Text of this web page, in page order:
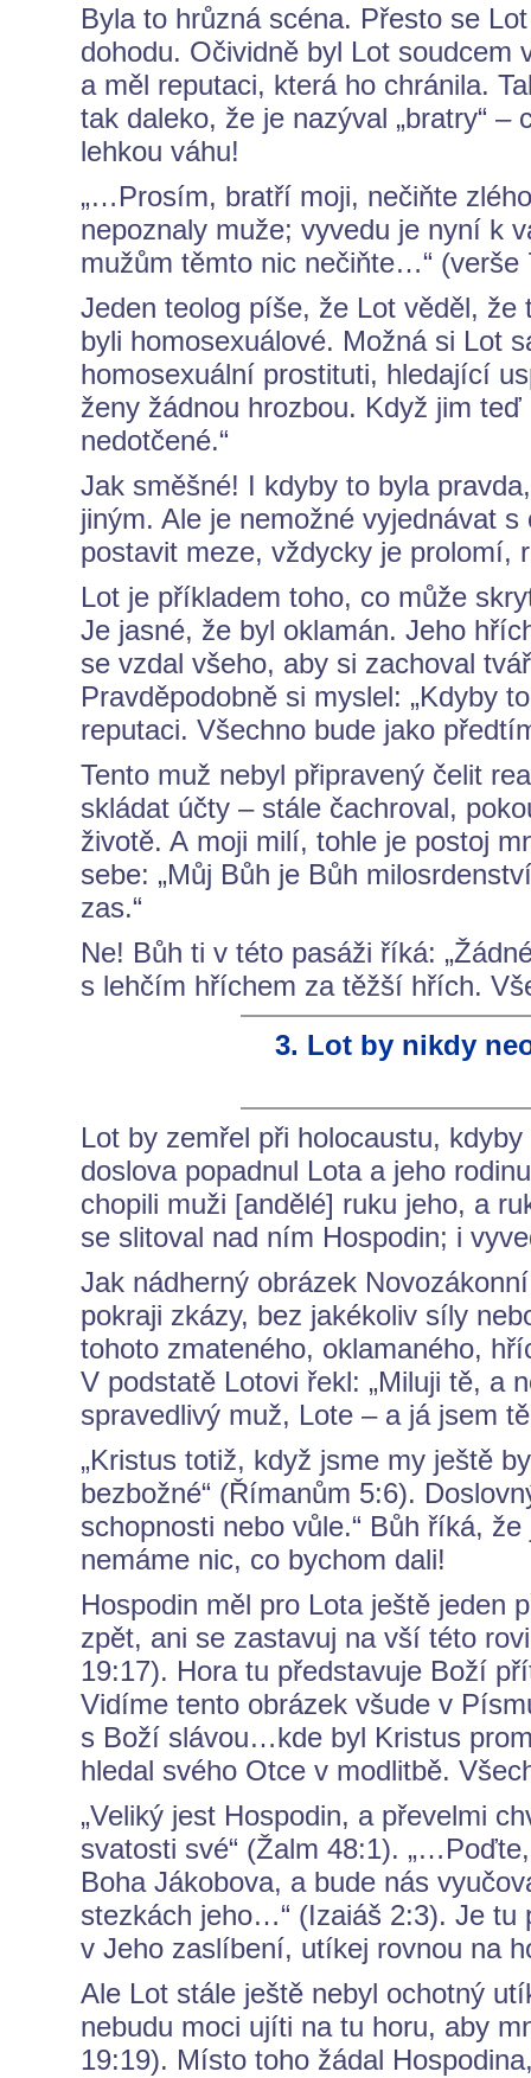
Byla to hrůzná scéna. Přesto se
dohodu. Očividně byl Lot soudcem
a měl reputaci, která ho chránila.
tak daleko, že je nazýval „bratry“
lehkou váhu!
„…Prosím, bratří moji, nečiňte
nepoznaly muže; vyvedu je nyní k
mužům těmto nic nečiňte…“ (verše
Jeden teolog píše, že Lot věděl,
byli homosexuálové. Možná si Lot
homosexuální prostituti, hledající
ženy žádnou hrozbou. Když jim
nedotčené.“
Jak směšné! I kdyby to byla
jiným. Ale je nemožné vyjednávat
postavit meze, vždycky je prolomí,
Lot je příkladem toho, co může
Je jasné, že byl oklamán. Jeho
se vzdal všeho, aby si zachoval
Pravděpodobně si myslel: „Kdyby
reputaci. Všechno bude jako
Tento muž nebyl připravený čelit
skládat účty – stále čachroval,
životě. A moji milí, tohle je postoj
sebe: „Můj Bůh je Bůh
zas.“
Ne! Bůh ti v této pasáži říká:
s lehčím hříchem za těžší hřích.
3. Lot by nikdy
Lot by zemřel při holocaustu,
doslova popadnul Lota a jeho
chopili muži [andělé] ruku jeho, a
se slitoval nad ním Hospodin; i
Jak nádherný obrázek
pokraji zkázy, bez jakékoliv síly
tohoto zmateného, oklamaného,
V podstatě Lotovi řekl: „Miluji tě, a
spravedlivý muž, Lote – a já jsem
„Kristus totiž, když jsme my ještě
bezbožné“ (Římanům 5:6).
schopnosti nebo vůle.“ Bůh říká,
nemáme nic, co bychom dali!
Hospodin měl pro Lota ještě jeden
zpět, ani se zastavuj na vší této
19:17). Hora tu představuje Boží
Vidíme tento obrázek všude v
s Boží slávou…kde byl Kristus
hledal svého Otce v modlitbě.
„Veliký jest Hospodin, a převelmi
svatosti své“ (Žalm 48:1).
Boha Jákobova, a bude nás
stezkách jeho…“ (Izaiáš 2:3). Je tu
v Jeho zaslíbení, utíkej rovnou na
Ale Lot stále ještě nebyl ochotný
nebudu moci ujíti na tu horu, aby
19:19). Místo toho žádal